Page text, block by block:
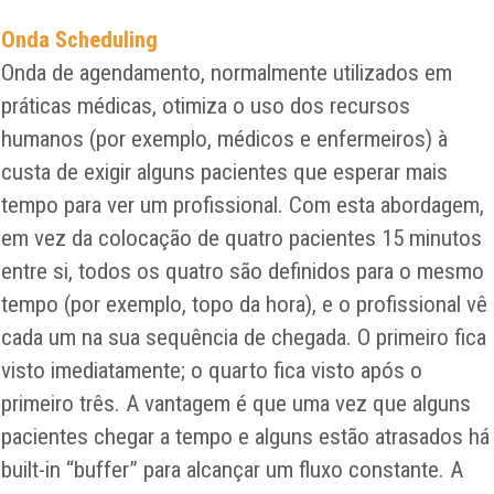
Onda Scheduling
Onda de agendamento, normalmente utilizados em
práticas médicas, otimiza o uso dos recursos
humanos (por exemplo, médicos e enfermeiros) à
custa de exigir alguns pacientes que esperar mais
tempo para ver um profissional. Com esta abordagem,
em vez da colocação de quatro pacientes 15 minutos
entre si, todos os quatro são definidos para o mesmo
tempo (por exemplo, topo da hora), e o profissional vê
cada um na sua sequência de chegada. O primeiro fica
visto imediatamente; o quarto fica visto após o
primeiro três. A vantagem é que uma vez que alguns
pacientes chegar a tempo e alguns estão atrasados ​​há
built-in “buffer” para alcançar um fluxo constante. A